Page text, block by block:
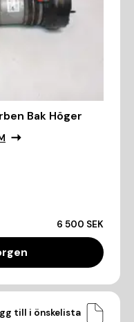
Bak Höger
6 500 SEK
till i önskelista